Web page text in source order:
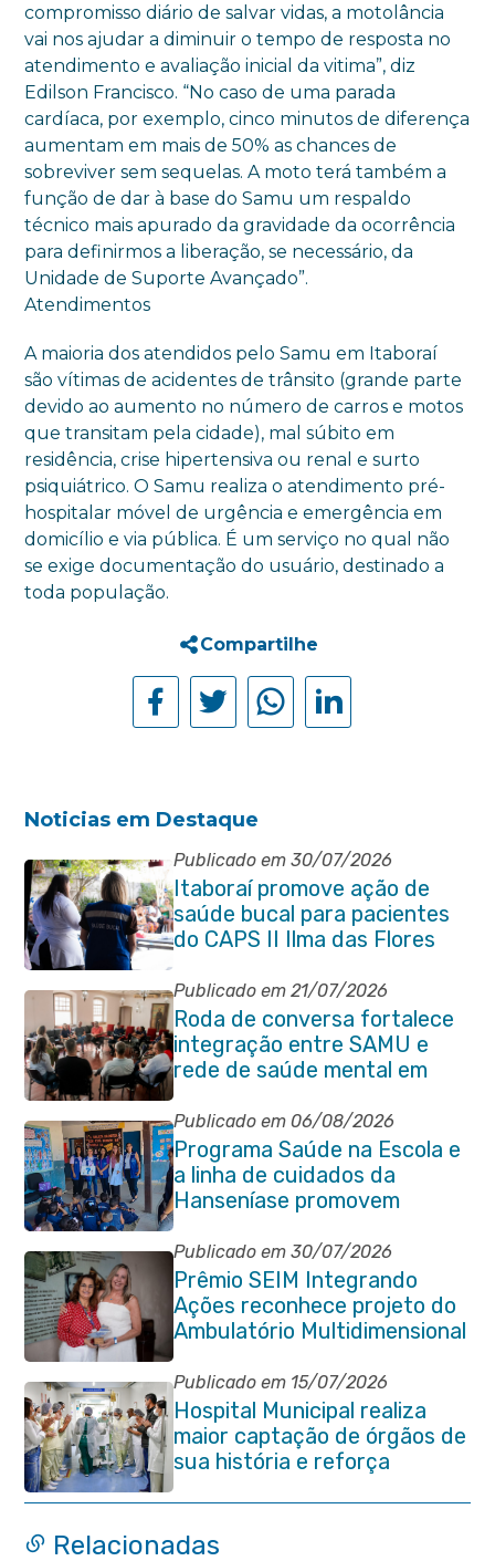
compromisso diário de salvar vidas, a motolância
vai nos ajudar a diminuir o tempo de resposta no
atendimento e avaliação inicial da vitima”, diz
Edilson Francisco. “No caso de uma parada
cardíaca, por exemplo, cinco minutos de diferença
aumentam em mais de 50% as chances de
sobreviver sem sequelas. A moto terá também a
função de dar à base do Samu um respaldo
técnico mais apurado da gravidade da ocorrência
para definirmos a liberação, se necessário, da
Unidade de Suporte Avançado”.
Atendimentos
A maioria dos atendidos pelo Samu em Itaboraí
são vítimas de acidentes de trânsito (grande parte
devido ao aumento no número de carros e motos
que transitam pela cidade), mal súbito em
residência, crise hipertensiva ou renal e surto
psiquiátrico. O Samu realiza o atendimento pré-
hospitalar móvel de urgência e emergência em
domicílio e via pública. É um serviço no qual não
se exige documentação do usuário, destinado a
toda população.
Compartilhe
Noticias em Destaque
Publicado em 30/07/2026
Itaboraí promove ação de
saúde bucal para pacientes
do CAPS II Ilma das Flores
Publicado em 21/07/2026
Roda de conversa fortalece
integração entre SAMU e
rede de saúde mental em
Itaboraí
Publicado em 06/08/2026
Programa Saúde na Escola e
a linha de cuidados da
Hanseníase promovem
conscientização sobre
hanseníase na E.M Adelaide
de Magalhães Seabra
Publicado em 30/07/2026
Prêmio SEIM Integrando
Ações reconhece projeto do
Ambulatório Multidimensional
da Pessoa Idosa de Itaboraí
Publicado em 15/07/2026
Hospital Municipal realiza
maior captação de órgãos de
sua história e reforça
compromisso com a vida
Relacionadas